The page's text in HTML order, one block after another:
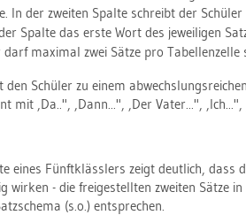
In der zwei­ten Spal­te schreibt der
Spal­te das erste Wort des je­wei­li­gen
ma­xi­mal zwei Sätze pro Ta­bel­len­zel­le
den Schü­ler zu einem
mit ,Da..", ,Dann...", ,Der Vater...",
eines Fünft­kläss­lers zeigt deut­lich, dass
wir­ken - die frei­ge­stell­ten zwei­ten Sätze
(s.o.) ent­spre­chen.